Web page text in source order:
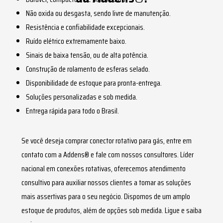
Não oxida ou desgasta, sendo livre de manutenção.
Resistência e confiabilidade excepcionais.
Ruído elétrico extremamente baixo.
Sinais de baixa tensão, ou de alta potência.
Construção de rolamento de esferas selado.
Disponibilidade de estoque para pronta-entrega.
Soluções personalizadas e sob medida.
Entrega rápida para todo o Brasil.
Se você deseja comprarconector rotativo para gás, entre em
contato com a Addens® e fale com nossos consultores. Líder
nacional em conexões rotativas, oferecemos atendimento
consultivo para auxiliar nossos clientes a tomar as soluções
mais assertivas para o seu negócio. Dispomos de um amplo
estoque de produtos, além de opções sob medida. Ligue e saiba